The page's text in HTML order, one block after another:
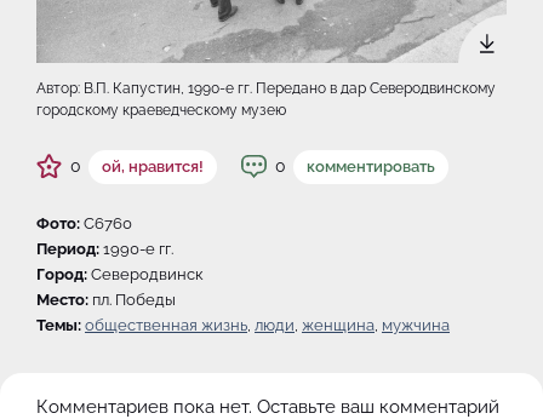
Автор: В.П. Капустин, 1990-e гг. Передано в дар Северодвинскому
городскому краеведческому музею
0 ой, нравится! 0 комментировать
Фото: C6760
Период: 1990-e гг.
Город: Северодвинск
Место: пл. Победы
Темы: общественная жизнь люди женщина мужчина
Комментариев пока нет. Оставьте ваш комментарий